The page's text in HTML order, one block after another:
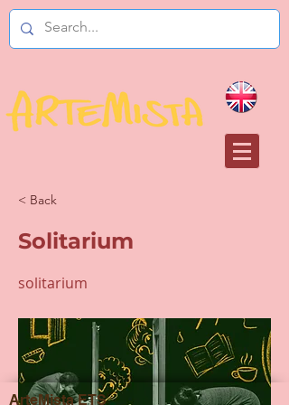
< Back
Solitarium
solitarium
ArteMista ETS